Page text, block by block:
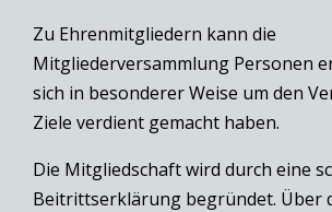
Zu Ehrenmitgliedern kann die
Mitgliederversammlung Personen
sich in besonderer Weise um den
Ziele verdient gemacht haben.
Die Mitgliedschaft wird durch eine
Beitrittserklärung begründet. Über